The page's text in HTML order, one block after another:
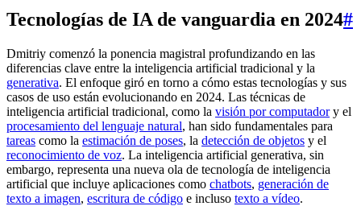
Tecnologías de IA de vanguardia en 2024#
Dmitriy comenzó la ponencia magistral profundizando en las
diferencias clave entre la inteligencia artificial tradicional y la
generativa. El enfoque giró en torno a cómo estas tecnologías y sus
casos de uso están evolucionando en 2024. Las técnicas de
inteligencia artificial tradicional, como la visión por computadory el
procesamiento del lenguaje natural, han sido fundamentales para
tareas como la estimación de poses, la detección de objetos y el
reconocimiento de voz. La inteligencia artificial generativa, sin
embargo, representa una nueva ola de tecnología de inteligencia
artificial que incluye aplicaciones como chatbots, generación de
texto a imagen, escritura de código e incluso texto a vídeo.